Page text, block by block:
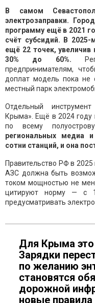
В самом
электрозаправки.
программу ещё в 2021
счёт субсидий. В 2025-
ещё 22 точек,
30% до 60%.
предпринимателям,
доплат модель пока не
местный парк
Отдельный
Крыма». Ещё в 2024 году
по всему
региональных медиа
сотни станций, и она
Правительство РФ в
АЗС должна быть
током мощностью не
цитируют норму — с
предусматривать
Для Крыма
Зарядки
по желанию
становятся
дорожной
новые